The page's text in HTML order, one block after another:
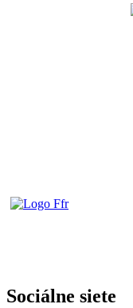
Sociálne siete